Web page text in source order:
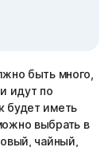
быть много,
идут по
будет иметь
выбрать в
чайный,